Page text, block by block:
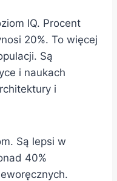
IQ. Procent
20%. To więcej
Są
i naukach
i
Są lepsi w
40%